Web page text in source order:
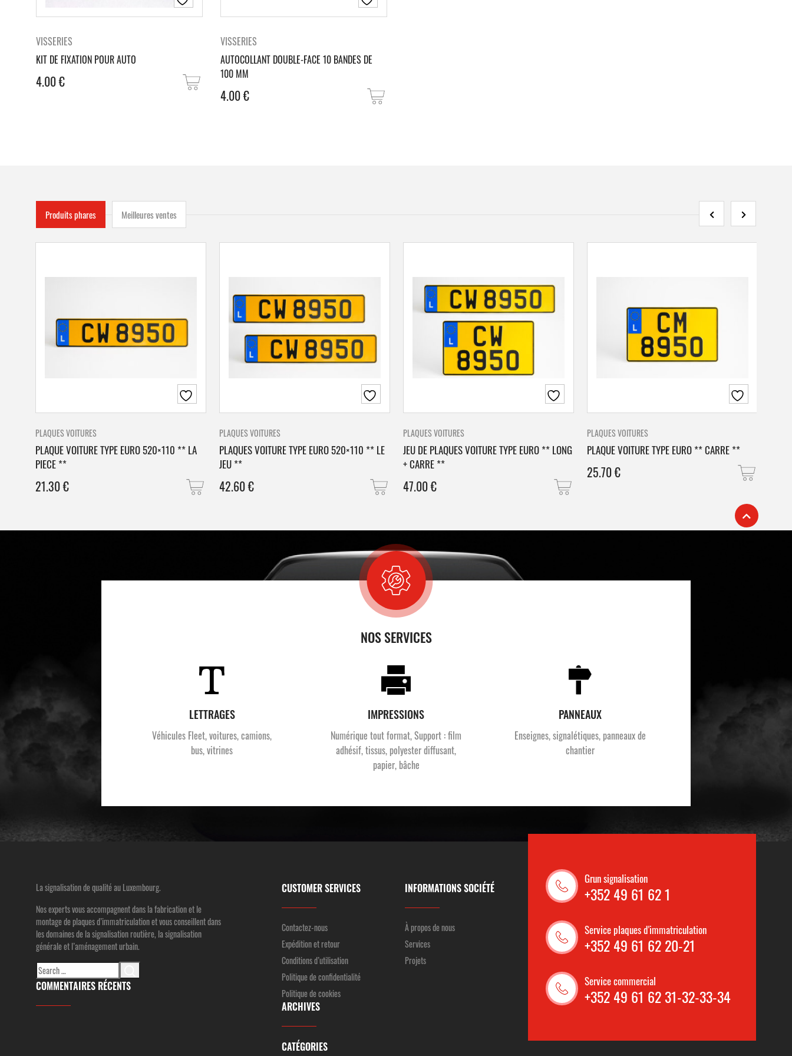
VISSERIES
KIT DE FIXATION POUR AUTO
4.00€
VISSERIES
AUTOCOLLANT DOUBLE-FACE 10 BANDES DE
100 MM
4.00€
Produits phares Meilleures ventes
PLAQUES VOITURES
PLAQUE VOITURE TYPE EURO 520×110 ** LA
PIECE **
21.30€
PLAQUES VOITURES
PLAQUES VOITURE TYPE EURO 520×110 ** LE
JEU **
42.60€
PLAQUES VOITURES
JEU DE PLAQUES VOITURE TYPE EURO ** LONG
+ CARRE **
47.00€
PLAQUES VOITURES
PLAQUE VOITURE TYPE EURO ** CARRE **
25.70€
NOS SERVICES
LETTRAGES
Véhicules Fleet, voitures, camions,
bus, vitrines
IMPRESSIONS
Numérique tout format, Support : film
adhésif, tissus, polyester diffusant,
papier, bâche
PANNEAUX
Enseignes, signalétiques, panneaux de
chantier
La signalisation de qualité au Luxembourg.
Nos experts vous accompagnent dans la fabrication et le
montage de plaques d’immatriculation et vous conseillent dans
les domaines de la signalisation routière, la signalisation
générale et l’aménagement urbain.
Search
for:
COMMENTAIRES RÉCENTS
CUSTOMER SERVICES
Contactez-nous
Expédition et retour
Conditions d’utilisation
Politique de confidentialité
Politique de cookies
ARCHIVES
CATÉGORIES
INFORMATIONS SOCIÉTÉ
À propos de nous
Services
Projets
Grun signalisation
+352 49 61 62 1
Service plaques d'immatriculation
+352 49 61 62 20-21
Service commercial
+352 49 61 62 31-32-33-34